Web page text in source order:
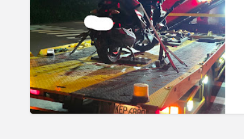
24H
15
分
鐘
必
達
時
苗
栗
汽
車
重
機